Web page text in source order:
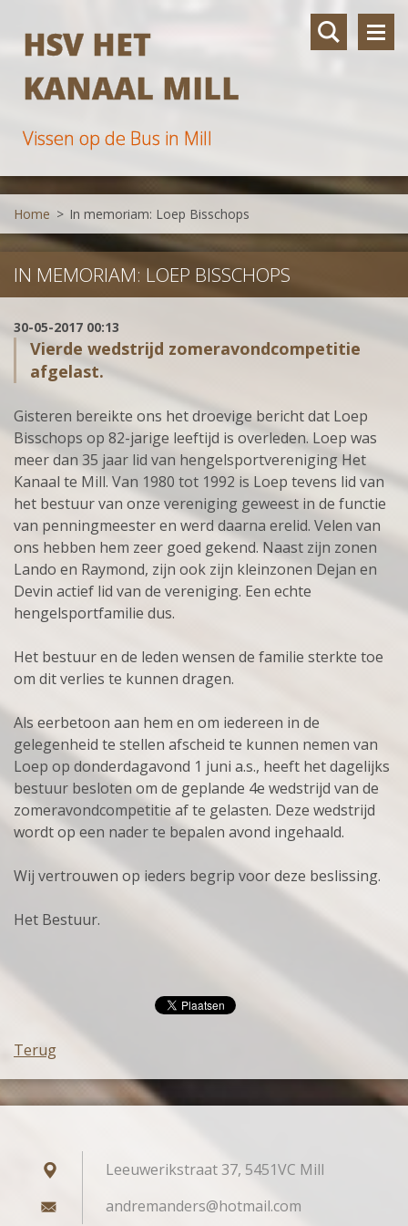
HSV HET
KANAAL MILL
Vissen op de Bus in Mill
Home > In memoriam: Loep Bisschops
IN MEMORIAM: LOEP BISSCHOPS
30-05-2017 00:13
Vierde wedstrijd zomeravondcompetitie
afgelast.
Gisteren bereikte ons het droevige bericht dat Loep
Bisschops op 82-jarige leeftijd is overleden. Loep was
meer dan 35 jaar lid van hengelsportvereniging Het
Kanaal te Mill. Van 1980 tot 1992 is Loep tevens lid van
het bestuur van onze vereniging geweest in de functie
van penningmeester en werd daarna erelid. Velen van
ons hebben hem zeer goed gekend.Naast zijn zonen
Lando en Raymond, zijn ook zijn kleinzonen Dejan en
Devin actief lid van de vereniging. Een echte
hengelsportfamilie dus.
Het bestuur en de leden wensen de familie sterkte toe
om dit verlies te kunnen dragen.
Als eerbetoon aan hem en om iedereen in de
gelegenheid te stellen afscheid te kunnen nemen van
Loep op donderdagavond 1 juni a.s., heeft het dagelijks
bestuur besloten om de geplande 4e wedstrijd van de
zomeravondcompetitie af te gelasten. Deze wedstrijd
wordt op een nader te bepalen avond ingehaald.
Wij vertrouwen op ieders begrip voor deze beslissing.
Het Bestuur.
Terug
Leeuwerikstraat 37, 5451VC Mill
andremanders@hotmail.com